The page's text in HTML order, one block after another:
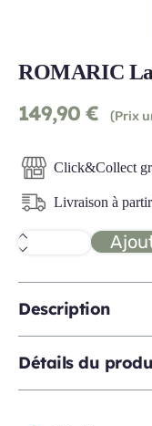
ROMARIC La
149,90 € (Prix
Click&Collect
Livraison à
quantité
de
La
danseuse
sur
le
Description
Détails du